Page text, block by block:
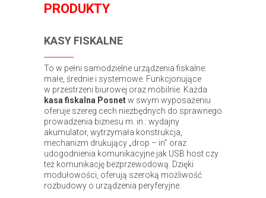
PRODUKTY
KASY FISKALNE
To w pełni samodzielne urządzenia fiskalne:
małe, średnie i systemowe. Funkcjonujące
w przestrzeni biurowej oraz mobilnie. Każda
kasa fiskalna Posnetw swym wyposażeniu
oferuje szereg cech niezbędnych do sprawnego
prowadzenia biznesu m. in.: wydajny
akumulator, wytrzymała konstrukcja,
mechanizm drukujący „drop – in” oraz
udogodnienia komunikacyjne jak USB host czy
też komunikację bezprzewodową. Dzięki
modułowości, oferują szeroką możliwość
rozbudowy o urządzenia peryferyjne.